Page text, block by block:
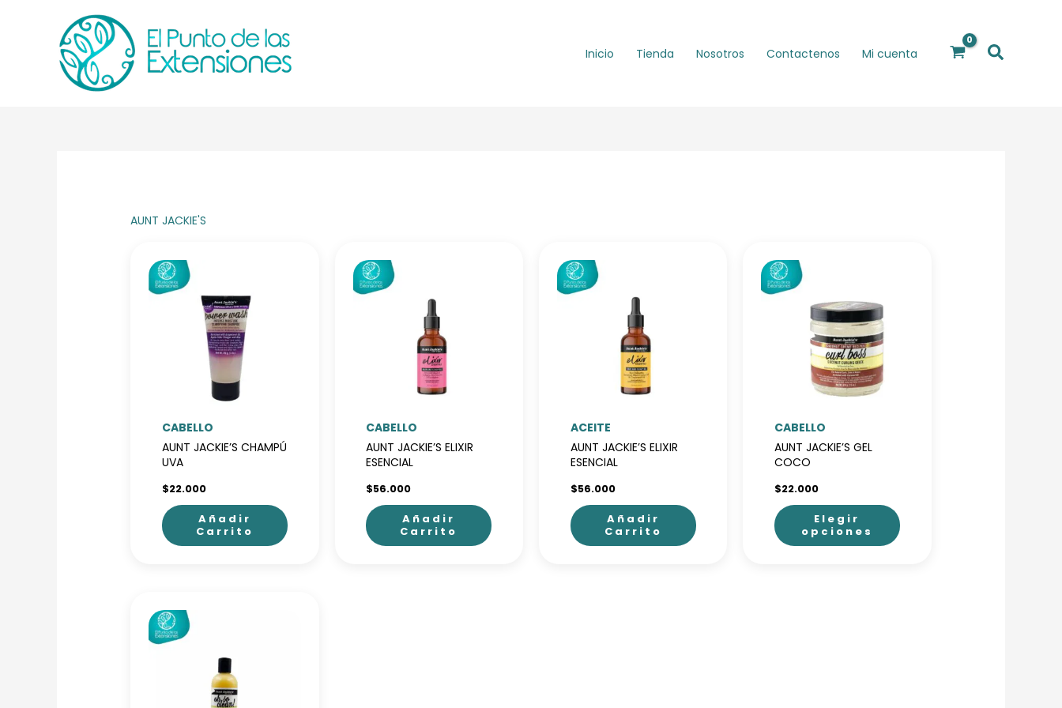
Inicio Tienda Nosotros Contactenos Mi cuenta Buscar
AUNT JACKIE'S
CABELLO
AUNT JACKIE’S CHAMPÚ
UVA
$22.000
Añadir
Carrito
CABELLO
AUNT JACKIE’S ELIXIR
ESENCIAL
$56.000
Añadir
Carrito
ACEITE
AUNT JACKIE’S ELIXIR
ESENCIAL
$56.000
Añadir
Carrito
CABELLO
AUNT JACKIE’S GEL
COCO
$22.000
Elegir
opciones